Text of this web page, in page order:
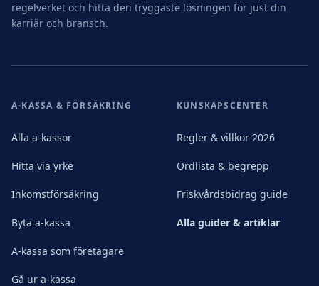
regelverket och hitta den tryggaste lösningen för just din
karriär och bransch.
A-KASSA & FÖRSÄKRING
Alla a-kassor
Hitta via yrke
Inkomstförsäkring
Byta a-kassa
A-kassa som företagare
Gå ur a-kassa
KUNSKAPSCENTER
Regler & villkor 2026
Ordlista & begrepp
Friskvårdsbidrag guide
Alla guider & artiklar